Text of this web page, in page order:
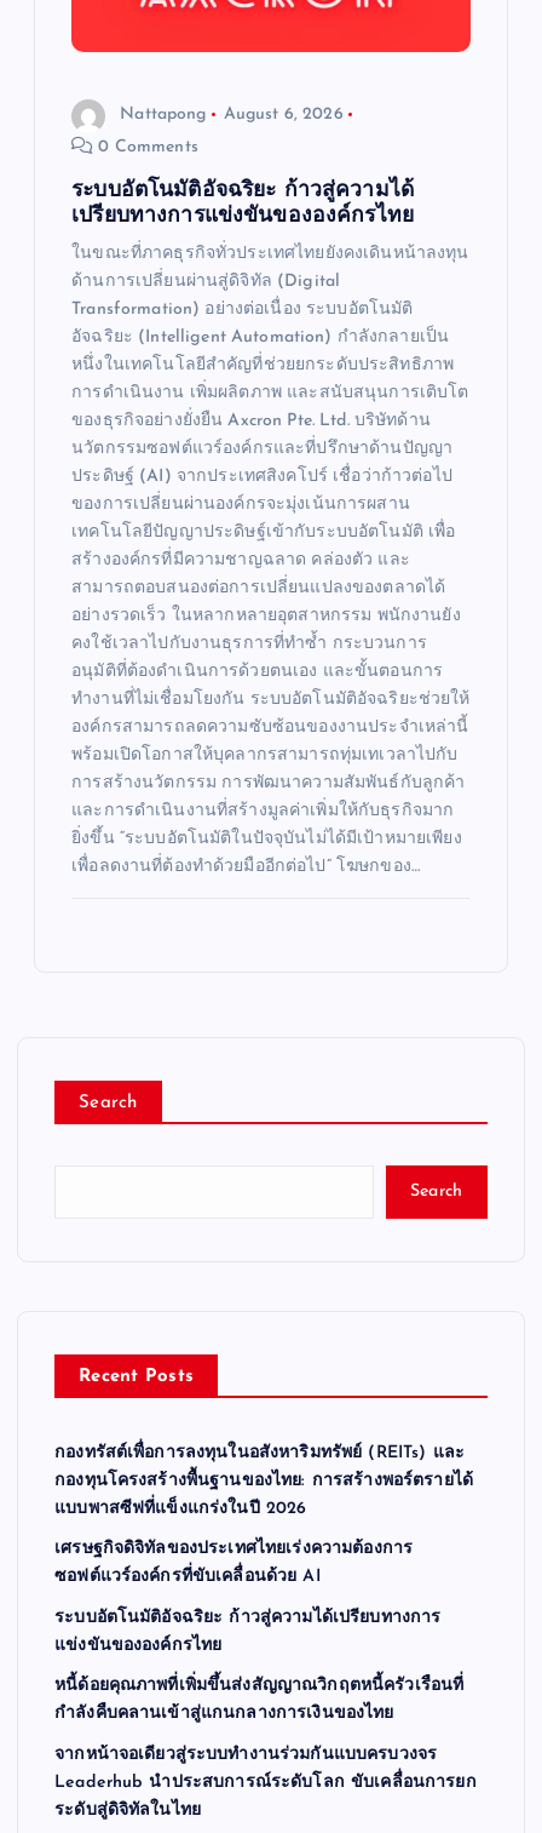
Nattapong
August 6, 2026
0 Comments
ระบบอัตโนมัติอัจฉริยะ ก้าวสู่ความได้
เปรียบทางการแข่งขันขององค์กรไทย
ในขณะที่ภาคธุรกิจทั่วประเทศไทยยังคงเดินหน้าลงทุน
ด้านการเปลี่ยนผ่านสู่ดิจิทัล (Digital
Transformation) อย่างต่อเนื่อง ระบบอัตโนมัติ
อัจฉริยะ (Intelligent Automation) กำลังกลายเป็น
หนึ่งในเทคโนโลยีสำคัญที่ช่วยยกระดับประสิทธิภาพ
การดำเนินงาน เพิ่มผลิตภาพ และสนับสนุนการเติบโต
ของธุรกิจอย่างยั่งยืน Axcron Pte. Ltd. บริษัทด้าน
นวัตกรรมซอฟต์แวร์องค์กรและที่ปรึกษาด้านปัญญา
ประดิษฐ์ (AI) จากประเทศสิงคโปร์ เชื่อว่าก้าวต่อไป
ของการเปลี่ยนผ่านองค์กรจะมุ่งเน้นการผสาน
เทคโนโลยีปัญญาประดิษฐ์เข้ากับระบบอัตโนมัติ เพื่อ
สร้างองค์กรที่มีความชาญฉลาด คล่องตัว และ
สามารถตอบสนองต่อการเปลี่ยนแปลงของตลาดได้
อย่างรวดเร็ว ในหลากหลายอุตสาหกรรม พนักงานยัง
คงใช้เวลาไปกับงานธุรการที่ทำซ้ำ กระบวนการ
อนุมัติที่ต้องดำเนินการด้วยตนเอง และขั้นตอนการ
ทำงานที่ไม่เชื่อมโยงกัน ระบบอัตโนมัติอัจฉริยะช่วยให้
องค์กรสามารถลดความซับซ้อนของงานประจำเหล่านี้
พร้อมเปิดโอกาสให้บุคลากรสามารถทุ่มเทเวลาไปกับ
การสร้างนวัตกรรม การพัฒนาความสัมพันธ์กับลูกค้า
และการดำเนินงานที่สร้างมูลค่าเพิ่มให้กับธุรกิจมาก
ยิ่งขึ้น “ระบบอัตโนมัติในปัจจุบันไม่ได้มีเป้าหมายเพียง
เพื่อลดงานที่ต้องทำด้วยมืออีกต่อไป” โฆษกของ…
Search
Search
Recent Posts
กองทรัสต์เพื่อการลงทุนในอสังหาริมทรัพย์ (REITs) และ
กองทุนโครงสร้างพื้นฐานของไทย: การสร้างพอร์ตรายได้
แบบพาสซีฟที่แข็งแกร่งในปี 2026
เศรษฐกิจดิจิทัลของประเทศไทยเร่งความต้องการ
ซอฟต์แวร์องค์กรที่ขับเคลื่อนด้วย AI
ระบบอัตโนมัติอัจฉริยะ ก้าวสู่ความได้เปรียบทางการ
แข่งขันขององค์กรไทย
หนี้ด้อยคุณภาพที่เพิ่มขึ้นส่งสัญญาณวิกฤตหนี้ครัวเรือนที่
กำลังคืบคลานเข้าสู่แกนกลางการเงินของไทย
จากหน้าจอเดียวสู่ระบบทำงานร่วมกันแบบครบวงจร
Leaderhub นำประสบการณ์ระดับโลก ขับเคลื่อนการยก
ระดับสู่ดิจิทัลในไทย